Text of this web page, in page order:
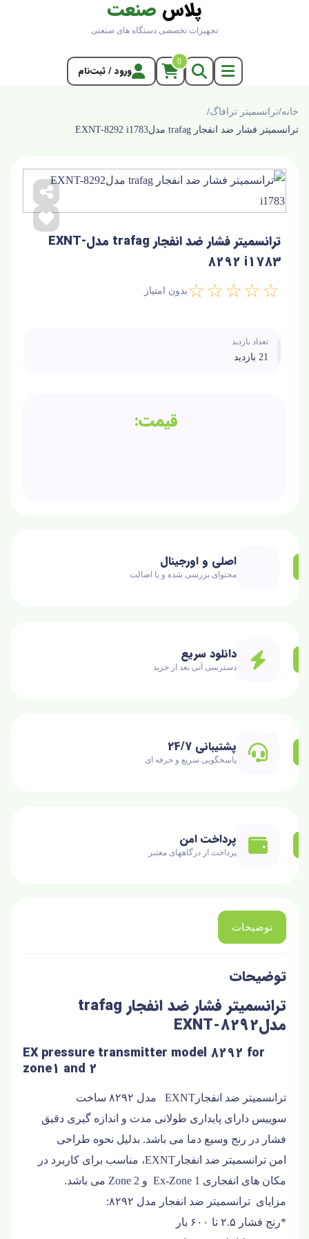
پلاس صنعت
تجهیزات تخصصی دستگاه های صنعتی
0
ورود / ثبت‌نام
خانه/ترانسمیتر ترافاگ/
ترانسمیتر فشار ضد انفجار trafag مدلEXNT-8292 i1783
ترانسمیتر فشار ضد انفجار trafag مدلEXNT-
8292 i1783
☆☆☆☆☆ بدون امتیاز
تعداد بازدید
21 بازدید
اصلی و اورجینال
محتوای بررسی شده و با اصالت
دانلود سریع
دسترسی آنی بعد از خرید
پشتیبانی 24/7
پاسخگویی سریع و حرفه ای
پرداخت امن
پرداخت از درگاههای معتبر
توضیحات
توضیحات
ترانسمیتر فشار ضد انفجار trafag
مدلEXNT-8292
EX pressure transmitter model 8292 for
zone1 and 2
ترانسمیتر ضد انفجارEXNT مدل ۸۲۹۲ ساخت
سوییس دارای پایداری طولانی مدت و اندازه گیری دقیق
فشار در رنج وسیع دما می باشد. بدلیل نحوه طراحی
امن ترانسمیتر ضد انفجارEXNT
، مناسب برای کاربرد در
مکان های انفجاری Ex-Zone 1 و Zone 2 می باشد.
مزایای ترانسمیتر ضد انفجار مدل ۸۲۹۲:
*رنج فشار ۲.۵ تا ۶۰۰ بار